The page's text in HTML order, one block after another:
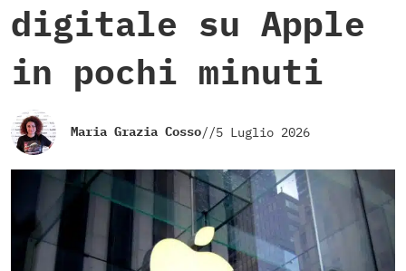
digitale su Apple
in pochi minuti
Maria Grazia Cosso//5 Luglio 2026